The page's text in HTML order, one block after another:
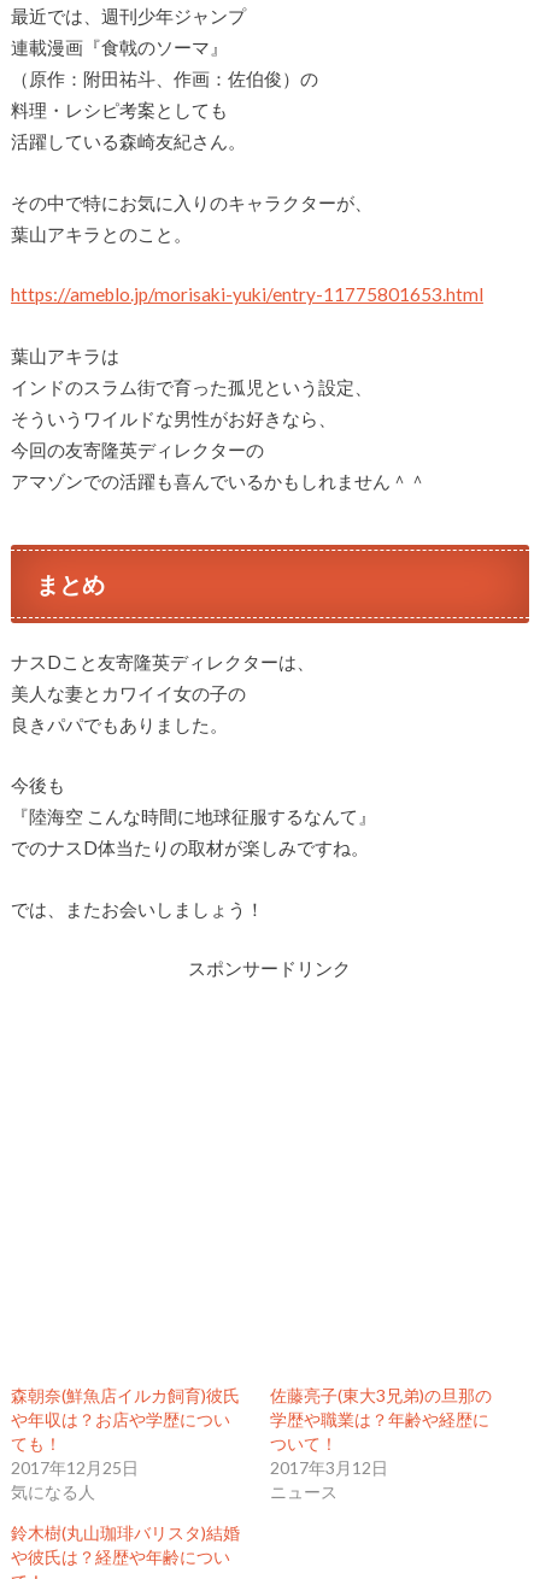
最近では、週刊少年ジャンプ
連載漫画『食戟のソーマ』
（原作：附田祐斗、作画：佐伯俊）の
料理・レシピ考案としても
活躍している森崎友紀さん。
その中で特にお気に入りのキャラクターが、
葉山アキラとのこと。
https://ameblo.jp/morisaki-yuki/entry-11775801653.html
葉山アキラは
インドのスラム街で育った孤児という設定、
そういうワイルドな男性がお好きなら、
今回の友寄隆英ディレクターの
アマゾンでの活躍も喜んでいるかもしれません＾＾
まとめ
ナスDこと友寄隆英ディレクターは、
美人な妻とカワイイ女の子の
良きパパでもありました。
今後も
『陸海空 こんな時間に地球征服するなんて』
でのナスD体当たりの取材が楽しみですね。
では、またお会いしましょう！
スポンサードリンク
森朝奈(鮮魚店イルカ飼育)彼氏
や年収は？お店や学歴につい
ても！
2017年12月25日
気になる人
佐藤亮子(東大3兄弟)の旦那の
学歴や職業は？年齢や経歴に
ついて！
2017年3月12日
ニュース
鈴木樹(丸山珈琲バリスタ)結婚
や彼氏は？経歴や年齢につい